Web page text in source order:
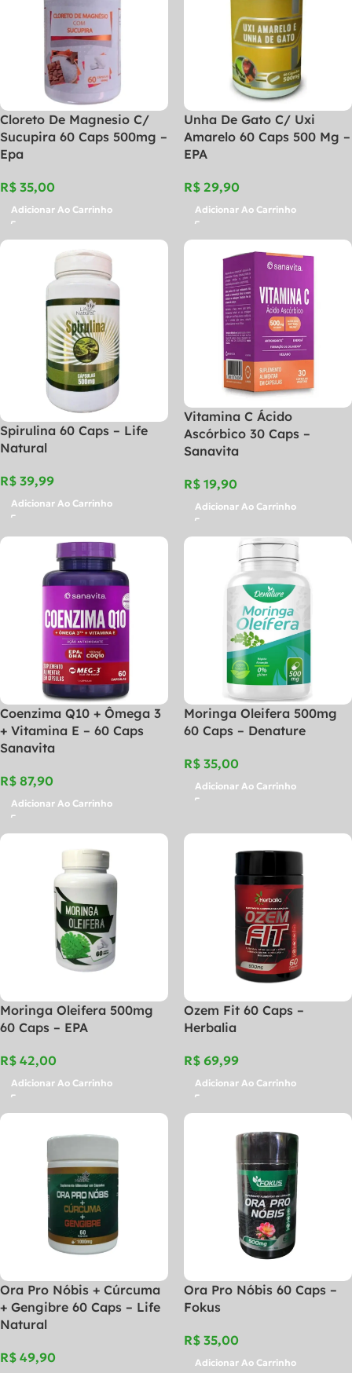
Cloreto De Magnesio C/
Sucupira 60 Caps 500mg –
Epa
R$
Adicionar Ao Carrinho
Unha De Gato C/ Uxi
Amarelo 60 Caps 500 Mg –
EPA
R$
Adicionar Ao Carrinho
Spirulina 60 Caps – Life
Natural
R$
Adicionar Ao Carrinho
Vitamina C Ácido
Ascórbico 30 Caps –
Sanavita
R$
Adicionar Ao Carrinho
Coenzima Q10 + Ômega 3
+ Vitamina E – 60 Caps
Sanavita
R$
Adicionar Ao Carrinho
Moringa Oleifera 500mg
60 Caps – Denature
R$
Adicionar Ao Carrinho
Moringa Oleifera 500mg
60 Caps – EPA
R$
Adicionar Ao Carrinho
Ozem Fit 60 Caps –
Herbalia
R$
Adicionar Ao Carrinho
Ora Pro Nóbis + Cúrcuma
+ Gengibre 60 Caps – Life
Natural
R$
Ora Pro Nóbis 60 Caps –
Fokus
R$
Adicionar Ao Carrinho